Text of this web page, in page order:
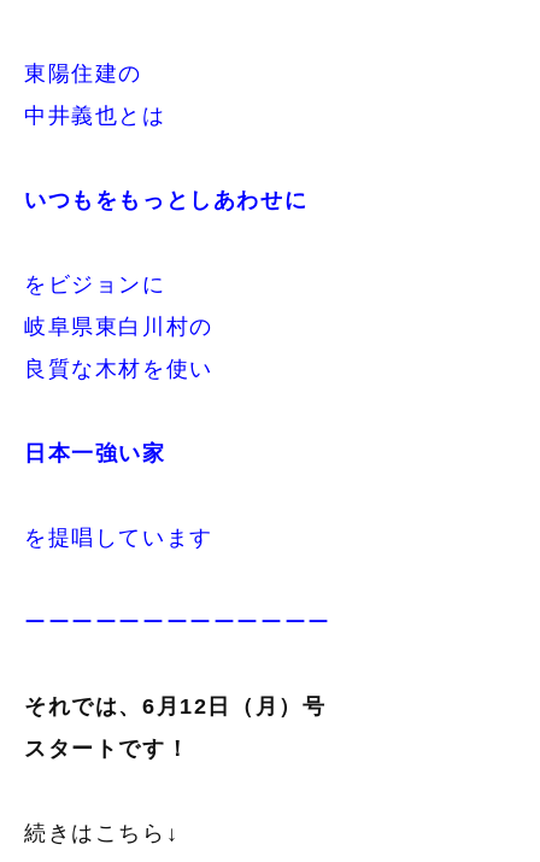
東陽住建の
中井義也とは
いつもをもっとしあわせに
をビジョンに
岐阜県東白川村の
良質な木材を使い
日本一強い家
を提唱しています
ーーーーーーーーーーーーー
それでは、6月12日（月）号
スタートです！
続きはこちら↓